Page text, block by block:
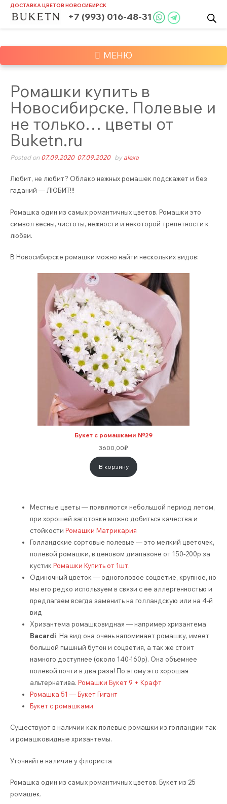
SkipДОСТАВКА ЦВЕТОВ НОВОСИБИРСК
+7 (993) 016-48-31
МЕНЮ
Ромашки купить в
Новосибирске. Полевые и
не только… цветы от
Buketn.ru
Posted on 07.09.2020 07.09.2020 by alexa
Любит, не любит? Облако нежных ромашек подскажет и без
гаданий — ЛЮБИТ!!!
Ромашка один из самых романтичных цветов. Ромашки это
символ весны, чистоты, нежности и некоторой трепетности к
любви.
В Новосибирске ромашки можно найти нескольких видов:
Букет с ромашками №29
3600,00₽
В корзину
Местные цветы — появляются небольшой период летом,
при хорошей заготовке можно добиться качества и
стойкости Ромашки Матрикария
Голландские сортовые полевые — это мелкий цветочек,
полевой ромашки, в ценовом диапазоне от 150-200р за
кустик Ромашки Купить от 1шт.
Одиночный цветок — одноголовое соцветие, крупное, но
мы его редко используем в связи с ее аллергенностью и
предлагаем всегда заменить на голландскую или на 4-й
вид
Хризантема ромашковидная — например хризантема
Bacardi. На вид она очень напоминает ромашку, имеет
большой пышный бутон и соцветия, а так же стоит
намного доступнее (около 140-160р). Она объемнее
полевой почти в два раза! По этому это хорошая
альтернатива. Ромашки Букет 9 + Крафт
Ромашка 51 — Букет Гигант
Букет с ромашками
Существуют в наличии как полевые ромашки из голландии так
и ромашковидные хризантемы.
Уточняйте наличие у флориста
Ромашка один из самых романтичных цветов. Букет из 25
ромашек.